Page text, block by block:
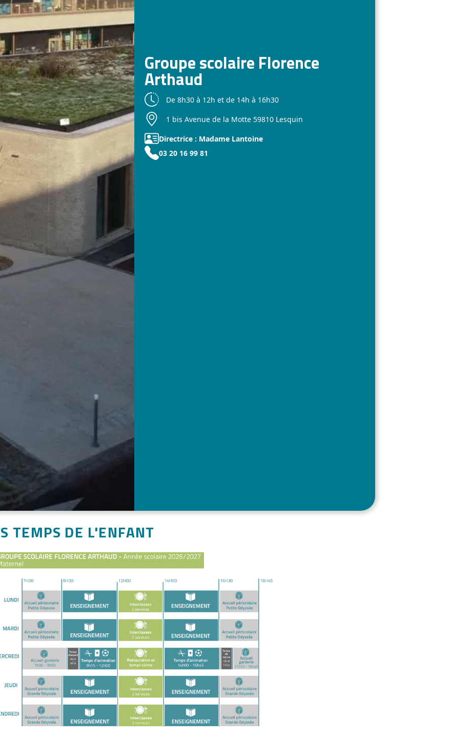
Groupe scolaire Florence
Arthaud
De 8h30 à 12h et de 14h à 16h30
1 bis Avenue de la Motte 59810 Lesquin
Directrice : Madame Lantoine
03 20 16 99 81
TEMPS DE L'ENFANT